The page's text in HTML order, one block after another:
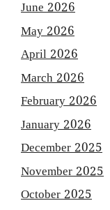
June 2026
May 2026
April 2026
March 2026
February 2026
January 2026
December 2025
November 2025
October 2025